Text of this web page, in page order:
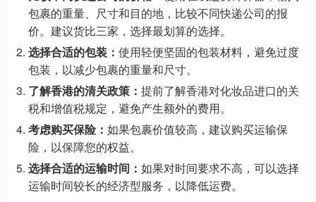
包裹的重量、尺寸和目的地，比较不同快递公司的报
价。建议货比三家，选择最划算的选择。
选择合适的包装： 使用轻便坚固的包装材料，避免过度
包装，以减少包裹的重量和尺寸。
了解香港的清关政策： 提前了解香港对化妆品进口的关
税和增值税规定，避免产生额外的费用。
考虑购买保险： 如果包裹价值较高，建议购买运输保
险，以保障您的权益。
选择合适的运输时间： 如果对时间要求不高，可以选择
运输时间较长的经济型服务，以降低运费。